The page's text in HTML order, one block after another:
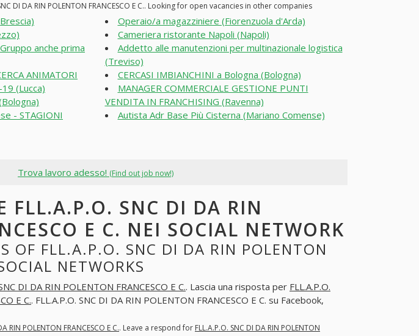
DI DA RIN POLENTON FRANCESCO E C.. Looking for open vacancies in other companies
anche prima
ANIMATORI
(Lucca)
- STAGIONI
Operaio/a magazziniere (Fiorenzuola d'Arda)
Cameriera ristorante Napoli (Napoli)
Addetto alle manutenzioni per multinazionale logistica
(Treviso)
CERCASI IMBIANCHINI a Bologna (Bologna)
MANAGER COMMERCIALE GESTIONE PUNTI
VENDITA IN FRANCHISING (Ravenna)
Autista Adr Base Più Cisterna (Mariano Comense)
Trova lavoro adesso! (Find out job now!)
FLL.A.P.O. SNC DI DA RIN
E C. NEI SOCIAL NETWORK
OF FLL.A.P.O. SNC DI DA RIN POLENTON
NETWORKS
DI DA RIN POLENTON FRANCESCO E C.. Lascia una risposta per FLL.A.P.O.
E C.. FLL.A.P.O. SNC DI DA RIN POLENTON FRANCESCO E C. su Facebook,
RIN POLENTON FRANCESCO E C.. Leave a respond for FLL.A.P.O. SNC DI DA RIN POLENTON